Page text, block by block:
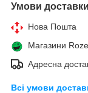
Умови доставки
Нова Пошта
Магазини
Адресна
Всі умови